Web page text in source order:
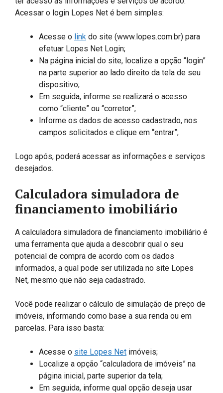
Acessar o login Lopes Net é bem simples:
Acesse o link do site (www.lopes.com.br) para
efetuar Lopes Net Login;
Na página inicial do site, localize a opção “login”
na parte superior ao lado direito da tela de seu
dispositivo;
Em seguida, informe se realizará o acesso
como “cliente” ou “corretor”;
Informe os dados de acesso cadastrado, nos
campos solicitados e clique em “entrar”;
Logo após, poderá acessar as informações e serviços
desejados.
Calculadora simuladora de
financiamento imobiliário
A calculadora simuladora de financiamento imobiliário é
uma ferramenta que ajuda a descobrir qual o seu
potencial de compra de acordo com os dados
informados, a qual pode ser utilizada no site Lopes
Net, mesmo que não seja cadastrado.
Você pode realizar o cálculo de simulação de preço de
imóveis, informando como base a sua renda ou em
parcelas. Para isso basta:
Acesse o site Lopes Net imóveis;
Localize a opção “calculadora de imóveis” na
página inicial, parte superior da tela;
Em seguida, informe qual opção deseja usar